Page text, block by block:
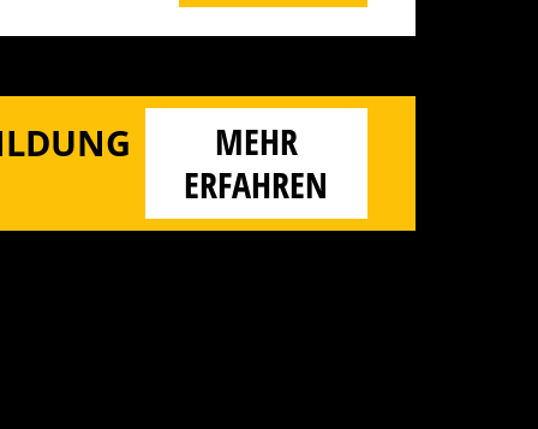
MEHR
ERFAHREN